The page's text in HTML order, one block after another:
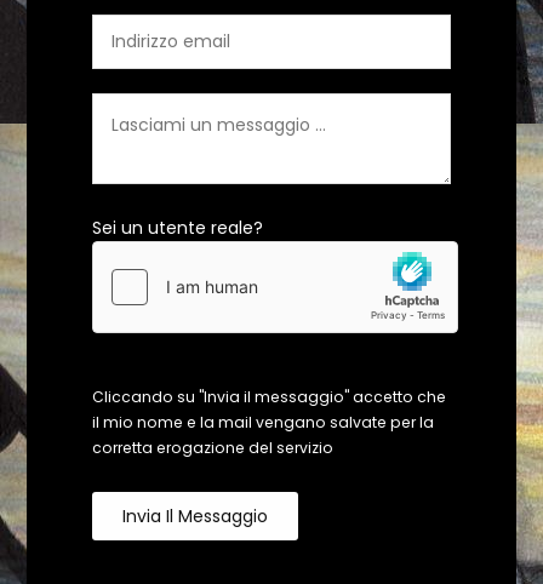
Sei un utente reale?
Cliccando su "Invia il messaggio" accetto che
il mio nome e la mail vengano salvate per la
corretta erogazione del servizio
Invia Il Messaggio